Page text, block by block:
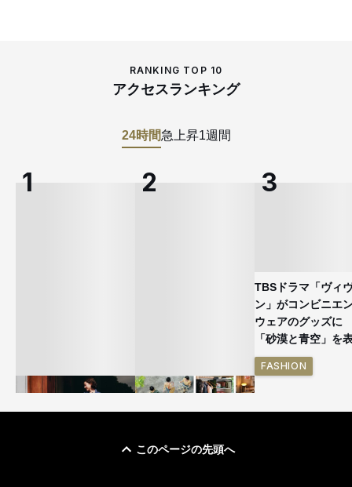
RANKING TOP 10
アクセスランキング
24時間急上昇1週間
TBSドラマ「ヴィ
ン」がコンビニエ
ウェアのグッズ
「砂漠と青空」を
FASHION
このページの先頭へ